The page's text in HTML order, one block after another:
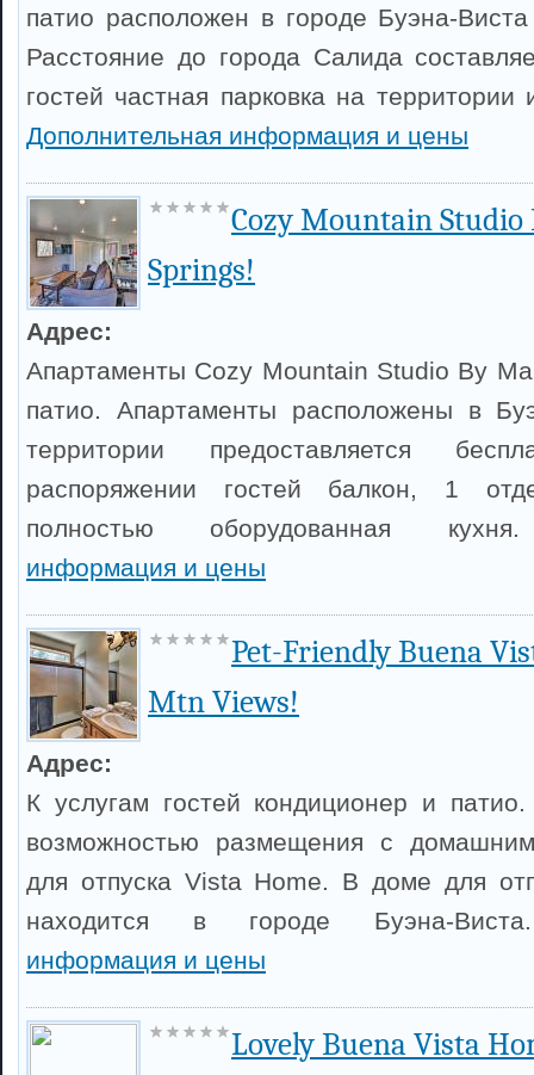
патио расположен в городе Буэна-
Расстояние до города Салида
гостей частная парковка на
Дополнительная информация и цены
Cozy Mountain
Springs!
Адрес:
Апартаменты Cozy Mountain Studio By
патио. Апартаменты расположены в
территории предоставляется
распоряжении гостей балкон, 1
полностью оборудованная
информация и цены
Pet-Friendly Buena
Mtn Views!
Адрес:
К услугам гостей кондиционер и
возможностью размещения с
для отпуска Vista Home. В доме для
находится в городе Буэна-
информация и цены
Lovely Buena Vista